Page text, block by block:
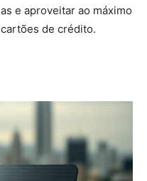
e aproveitar ao máximo
de crédito.